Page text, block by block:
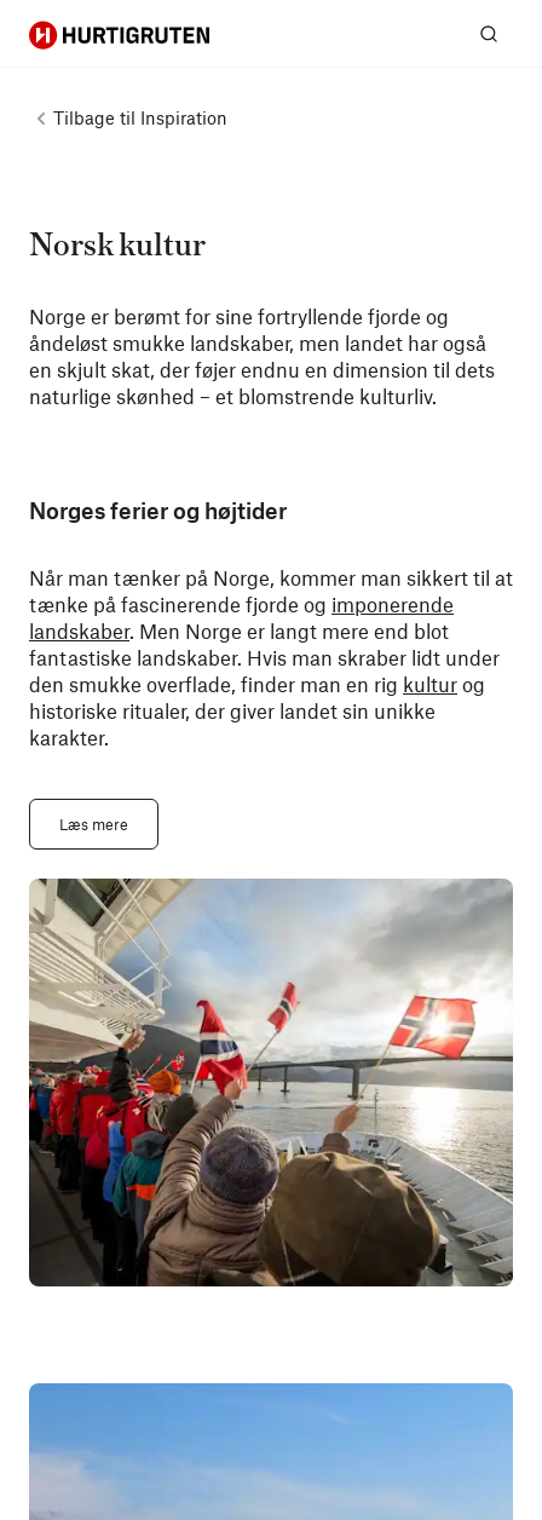
Hurtigruten
Tilbage til Inspiration
Norsk kultur
Norge er berømt for sine fortryllende fjorde og
åndeløst smukke landskaber, men landet har også
en skjult skat, der føjer endnu en dimension til dets
naturlige skønhed – et blomstrende kulturliv.
Norges ferier og højtider
Når man tænker på Norge, kommer man sikkert til at
tænke på fascinerende fjorde og imponerende
landskaber. Men Norge er langt mere end blot
fantastiske landskaber. Hvis man skraber lidt under
den smukke overflade, finder man en rig kultur og
historiske ritualer, der giver landet sin unikke
karakter.
Læs mere